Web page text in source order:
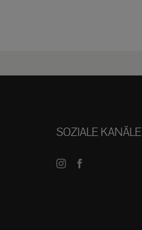
SOZIALE KANÄLE